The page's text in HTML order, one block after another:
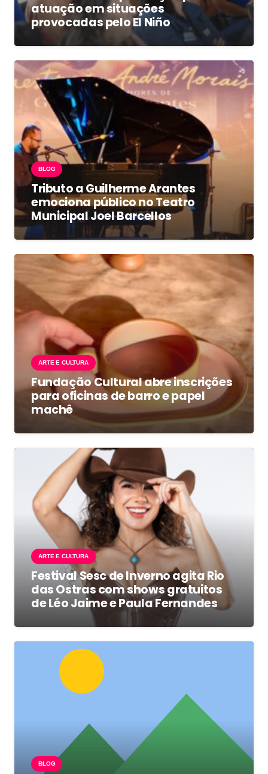
atuação em situações
provocadas pelo El Niño
BLOG
Tributo a Guilherme Arantes
emociona público no Teatro
Municipal Joel Barcellos
ARTE E CULTURA
Fundação Cultural abre inscrições
para oficinas de barro e papel
machê
ARTE E CULTURA
Festival Sesc de Inverno agita Rio
das Ostras com shows gratuitos
de Léo Jaime e Paula Fernandes
BLOG